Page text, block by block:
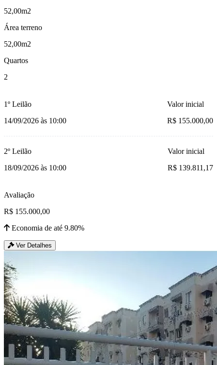
52,00m2
Área terreno
52,00m2
Quartos
2
1º Leilão
14/09/2026 às 10:00
Valor inicial
R$ 155.000,00
2º Leilão
18/09/2026 às 10:00
Valor inicial
R$ 139.811,17
Avaliação
R$ 155.000,00
Economia de até 9.80%
Ver Detalhes